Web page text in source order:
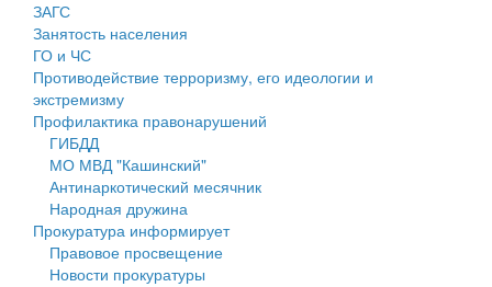
Персональные данные
Оценка регулирующего воздействия
Деятельность МУ
Нормативы градостроительного проектирования
Правила землепользования и застройки
Генеральные планы
Проекты планировки территории
ЗАГС
Занятость населения
ГО и ЧС
Противодействие терроризму, его идеологии и
экстремизму
Профилактика правонарушений
ГИБДД
МО МВД "Кашинский"
Антинаркотический месячник
Народная дружина
Прокуратура информирует
Правовое просвещение
Новости прокуратуры